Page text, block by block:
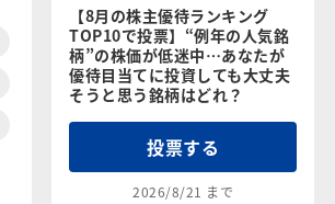
【8月の株主優待ランキング
TOP10で投票】“例年の人気銘
柄”の株価が低迷中…あなたが
優待目当てに投資しても大丈夫
そうと思う銘柄はどれ？
投票する
2026/8/21 まで